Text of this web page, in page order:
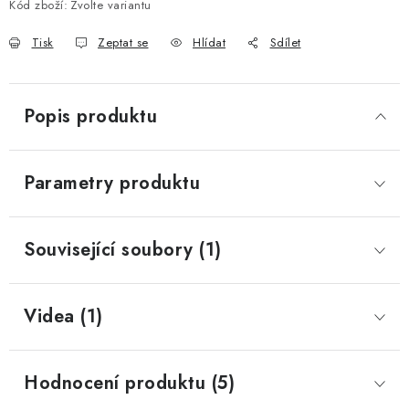
Kód zboží: Zvolte variantu
Tisk Zeptat se Hlídat Sdílet
Popis produktu
Parametry produktu
Související soubory (1)
Videa (1)
Hodnocení produktu (5)